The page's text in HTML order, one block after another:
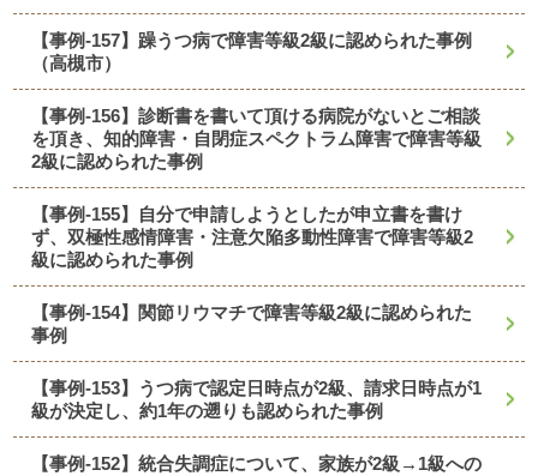
【事例-157】躁うつ病で障害等級2級に認められた事例
（高槻市）
【事例-156】診断書を書いて頂ける病院がないとご相談
を頂き、知的障害・自閉症スペクトラム障害で障害等級
2級に認められた事例
【事例-155】自分で申請しようとしたが申立書を書け
ず、双極性感情障害・注意欠陥多動性障害で障害等級2
級に認められた事例
【事例-154】関節リウマチで障害等級2級に認められた
事例
【事例-153】うつ病で認定日時点が2級、請求日時点が1
級が決定し、約1年の遡りも認められた事例
【事例-152】統合失調症について、家族が2級→1級への